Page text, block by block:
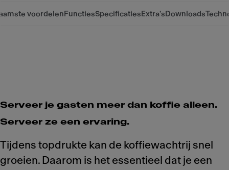
voordelen FunctiesSpecificaties Extra's Downloads
Serveer je gasten meer dan koffie alleen.
Serveer ze een ervaring.
Tijdens topdrukte kan de koffiewachtrij snel
groeien. Daarom is het essentieel dat je een